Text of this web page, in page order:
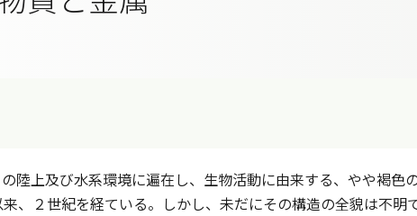
上及び水系環境に遍在し、生物活動に由来する、やや褐色
、２世紀を経ている。しかし、未だにその構造の全貌は不明